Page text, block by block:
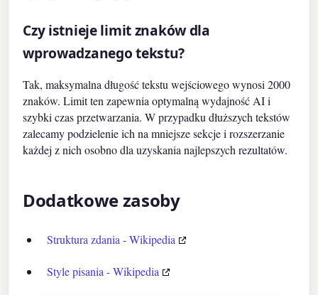
Czy istnieje limit znaków dla
wprowadzanego tekstu?
Tak, maksymalna długość tekstu wejściowego wynosi 2000
znaków. Limit ten zapewnia optymalną wydajność AI i
szybki czas przetwarzania. W przypadku dłuższych tekstów
zalecamy podzielenie ich na mniejsze sekcje i rozszerzanie
każdej z nich osobno dla uzyskania najlepszych rezultatów.
Dodatkowe zasoby
Struktura zdania - Wikipedia
Style pisania - Wikipedia